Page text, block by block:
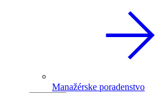
Manažérske poradenstvo